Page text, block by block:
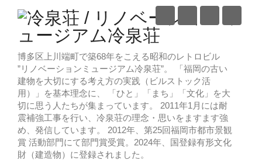
博多区上川端町で築68年をこえる昭和のレトロビル
”リノベーションミュージアム冷泉荘”。 「福岡の古い
建物を大切にする考え方の実践（ビルストック活
用）」を基本理念に、 「ひと」「まち」「文化」を大
切に思う人たちが集まっています。 2011年1月には耐
震補強工事を行い、冷泉荘の理念・思いをますます強
め、発信しています。 2012年、第25回福岡市都市景観
賞 活動部門にて部門賞受賞。2024年、国登録有形文化
財（建造物）に登録されました。